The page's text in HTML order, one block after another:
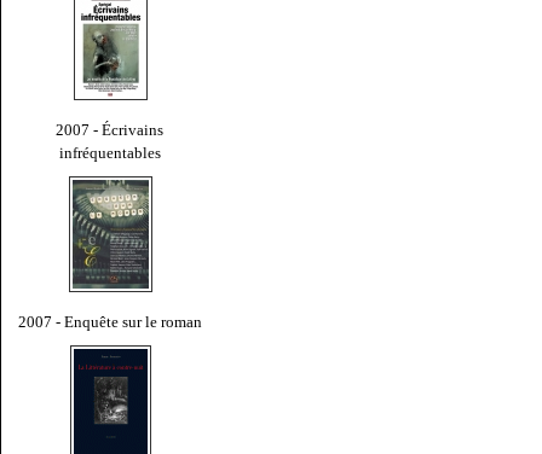
2007 - Écrivains
infréquentables
2007 - Enquête sur le roman